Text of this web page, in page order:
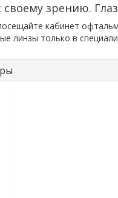
своему зрению.
кабинет
линзы только в